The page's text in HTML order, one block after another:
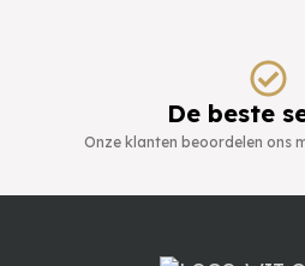
De beste
Onze klanten beoordelen ons